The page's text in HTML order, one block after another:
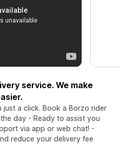
service. We make
just a click. Book a Borzo rider
day - Ready to assist you
via app or web chat! -
reduce your delivery fee